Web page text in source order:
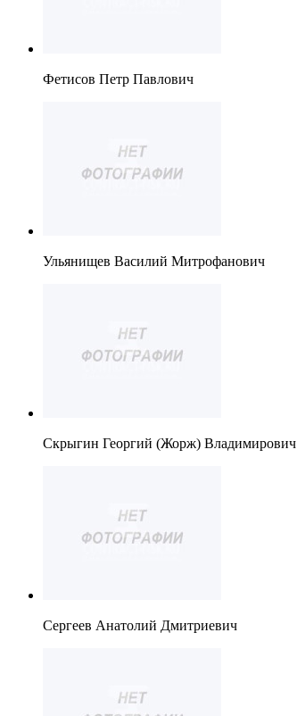
Фетисов Петр Павлович
Ульянищев Василий Митрофанович
Скрыгин Георгий (Жорж) Владимирович
Сергеев Анатолий Дмитриевич